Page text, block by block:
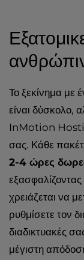
Το ξεκίνημα
είναι δύσκολο,
InMotion
σας. Κάθε
2-4 ώρες
χρειάζεται να
ρυθμίσετε τον
διαδικτυακές
μέγιστη